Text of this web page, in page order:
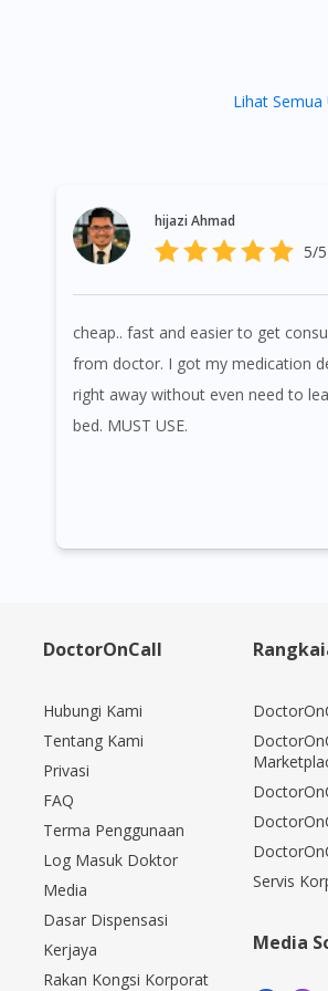
Lihat Semua
hijazi Ahmad
5/5
cheap.. fast and easier to get
from doctor. I got my medication
right away without even need to
bed. MUST USE.
DoctorOnCall
Hubungi Kami
Tentang Kami
Privasi
FAQ
Terma Penggunaan
Log Masuk Doktor
Media
Dasar Dispensasi
Kerjaya
Rakan Kongsi Korporat
Servis
Media